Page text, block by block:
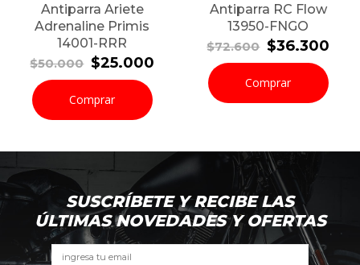
Antiparra Ariete
Adrenaline Primis
14001-RRR
$50.000 El
precio
original
era:
$50.000.
$25.000El
Comprar
Antiparra RC Flow
13950-FNGO
$72.600 El
precio
original
era:
$72.600.
$36.300El
es:
Comprar
SUSCRÍBETE Y RECIBE LAS
ÚLTIMAS NOVEDADES Y OFERTAS